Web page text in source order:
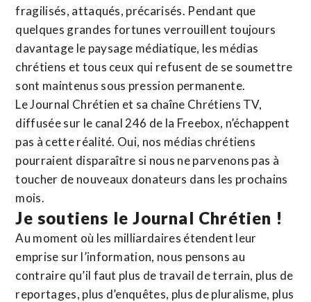
fragilisés, attaqués, précarisés. Pendant que
quelques grandes fortunes verrouillent toujours
davantage le paysage médiatique, les médias
chrétiens et tous ceux qui refusent de se soumettre
sont maintenus sous pression permanente.
Le Journal Chrétien et sa chaîne Chrétiens TV,
diffusée sur le canal 246 de la Freebox, n’échappent
pas à cette réalité. Oui, nos médias chrétiens
pourraient disparaître si nous ne parvenons pas à
toucher de nouveaux donateurs dans les prochains
mois.
Je soutiens le Journal Chrétien !
Au moment où les milliardaires étendent leur
emprise sur l’information, nous pensons au
contraire qu’il faut plus de travail de terrain, plus de
reportages, plus d’enquêtes, plus de pluralisme, plus